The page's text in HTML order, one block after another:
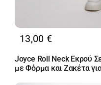
13,00 €
Joyce Roll Neck Εκρού
με Φόρμα και Ζακέτα